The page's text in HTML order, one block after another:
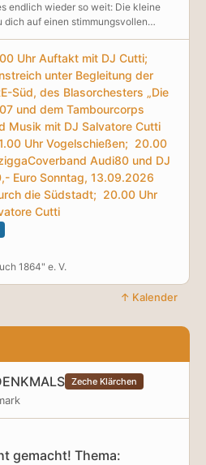
endlich wieder so weit: Die kleine
auf einen stimmungsvollen
DJs und einem
aus beliebten Klassikern und
das Tanzbein schwingst oder
schönen Abend verbringen
Anschluss! Komm mit Freund*innen
oder lerne neue Menschen kennen.
der Altstadtschmiede und
neue Partysaison. Wir freuen uns
mit dir!
Uhr Auftakt mit DJ Cutti;
unter Begleitung der
Süd, des Blasorchesters „Die
und dem Tambourcorps
Musik mit DJ Salvatore Cutti
Uhr Vogelschießen; 20.00
Audi80 und DJ
Euro Sonntag, 13.09.2026
die Südstadt; 20.00 Uhr
Cutti
1864" e. V.
↑ Kalender
Zeche Klärchen
gemacht! Thema: